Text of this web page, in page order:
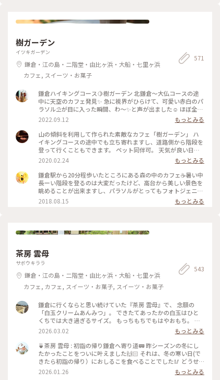
昼前には満席に😅 ずっと来てみたかったミンカさんに行け
カ#ピロシキ#コーヒー #ひとり歩き旅
樹ガーデン
イツキガーデン
鎌倉・江の島・二階堂・由比ヶ浜・大船・七里ヶ浜
カフェ, スイーツ・お菓子
571
鎌倉ハイキングコース🍋樹ガーデン 北鎌倉〜大仏コースの途
中に天空のカフェ発見✨ 急に視界がひらけて、可愛い赤白のパ
ラソル⛱が目に入った瞬間、わ〜✨と声が出ました☺️ ほぼ全部
テラス席！ 緑の中、パラソルの下で風を感じながら過ごしす
と疲れも吹き飛びます。 フルーツたっぷりのアイスティーとク
ロワッサン🥐 他のメニューも気になりましたが、汗だくの
中、爽やかフルーツティーが沁みました〜🍋 訪問した際は知
らなかったのですが、オーナーさんがハイカーの方の為にレス
トランを作って下さったそうです。（junjun さんありがとうご
ざいます😊） 次回はオーナーさんの温かさを感じながら、お
伺いしたいです♬ #私のことりっぷ2022 #秋いろとりどり #My
ことりっぷ #鎌倉ハイキング #森の中の天空カフェ #パラソ
ル可愛い #フルーツたっぷりアイスティー #樹ガーデン
2022.09.12
もっとみる
山の傾斜を利用して作られた素敵なカフェ「樹ガーデン」 ハ
イキングコースの途中でも立ち寄れますし、道路側から階段を
登って行くこともできます。 ペット同伴可。 天気が良い日は
最高です！ フルーツティー美味しかった(^^)
2020.02.24
もっとみる
鎌倉駅から20分程歩いたところにある森の中のカフェ☕️暑い中
長ーい階段を登るのは大変だったけど、高台から美しい景色を
眺めることが出来ますし、パラソルがとってもフォトジェニッ
クで可愛い♡ #夏色さがし #鎌倉 #カフェ #森カフェ
2018.08.15 もっとみる
茶房 雲母
サボウキララ
鎌倉・江の島・二階堂・由比ヶ浜・大船・七里ヶ浜
カフェ, カフェ, スイーツ・お菓子, スイーツ・お菓子
543
鎌倉に行くならと思い続けていた『茶房 雲母』で、 念願の
「白玉クリームあんみつ」。 できたてあったかの白玉はひと
くちでは大き過ぎるサイズ。 もっちもちでもはやおもち。 白
玉の下には寒天、みつ豆も入ってます。 もう鎌倉に来た目的を
果たした満足感でいっぱいです。 🐾 鎌倉駅西口から歩いて10
分弱。 #神奈川#鎌倉#茶房雲母#おもちずき#あんみつ#白玉
#Ayuのおやつ#はじめての鎌倉
2026.03.02
もっとみる
🍵茶房 雲母 : 初詣の帰り鎌倉へ寄り道🚃 昨シーズンの冬にし
たかったことをついに叶えました🙌🏻 それは、冬の寒い日(で
きたら初詣の帰り）におしるこを食べることでした🥢 どうせ
なら美味しそうなお店で食べたいと思って調べて行ったのが鎌
倉にある茶房 雲母さんです✨ : 頼んだのはこしあんの白玉のお
2026.01.26
もっとみる